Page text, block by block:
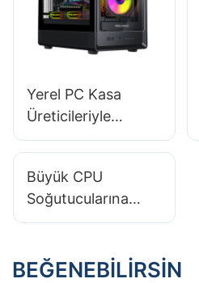
Yerel PC Kasa
Üreticileriyle
Ortaklık Kurmak
Büyük CPU
Soğutucularına
Uygun Bir Oyun
Nasıl Bulunur?
BEĞENEBILIRSIN